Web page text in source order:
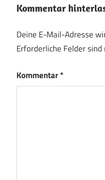
Kommentar
Deine E-Mail-Adresse
Erforderliche Felder
Kommentar*